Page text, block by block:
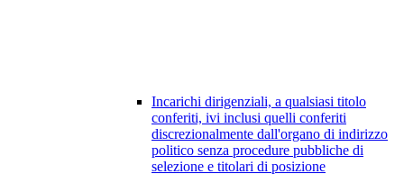
Incarichi dirigenziali, a qualsiasi titolo
conferiti, ivi inclusi quelli conferiti
discrezionalmente dall'organo di indirizzo
politico senza procedure pubbliche di
selezione e titolari di posizione